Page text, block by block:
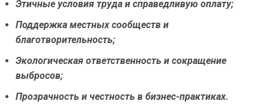
Этичные условия труда и справедливую оплату;
Поддержка местных сообществ и
благотворительность;
Экологическая ответственность и сокращение
выбросов;
Прозрачность и честность в бизнес-практиках.